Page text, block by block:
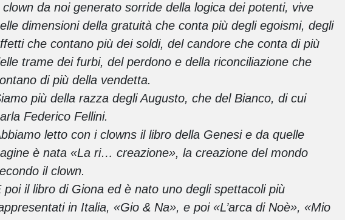
clown da noi generato sorride della logica dei potenti, vive
dimensioni della gratuità che conta più degli egoismi, degli
che contano più dei soldi, del candore che conta di più
trame dei furbi, del perdono e della riconciliazione che
di più della vendetta.
più della razza degli Augusto, che del Bianco, di cui
Federico Fellini.
letto con i clowns il libro della Genesi e da quelle
è nata «La ri… creazione», la creazione del mondo
il clown.
poi il libro di Giona ed è nato uno degli spettacoli più
in Italia, «Gio & Na», e poi «L’arca di Noè», «Mio